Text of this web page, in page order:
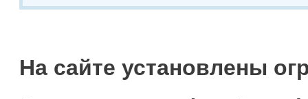
На сайте установлены